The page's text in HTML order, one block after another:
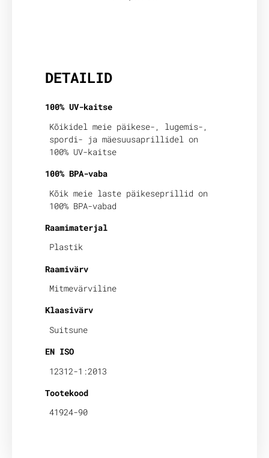
DETAILID
100% UV-kaitse
Kõikidel meie päikese-, lugemis-,
spordi- ja mäesuusaprillidel on
100% UV-kaitse
100% BPA-vaba
Kõik meie laste päikeseprillid on
100% BPA-vabad
Raamimaterjal
Plastik
Raamivärv
Mitmevärviline
Klaasivärv
Suitsune
EN ISO
12312-1:2013
Tootekood
41924-90